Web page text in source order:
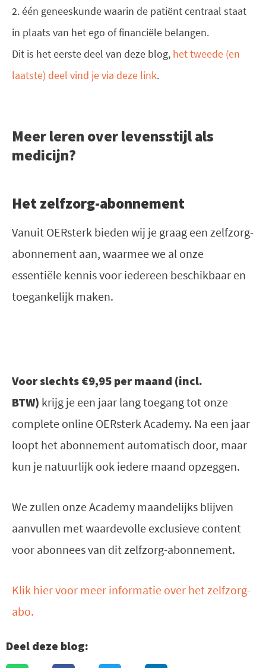
2. één geneeskunde waarin de patiënt centraal staat
in plaats van het ego of financiële belangen.
Dit is het eerste deel van deze blog, het tweede (en
laatste) deel vind je via deze link.
Meer leren over levensstijl als
medicijn?
Het zelfzorg-abonnement
Vanuit OERsterk bieden wij je graag een zelfzorg-
abonnement aan, waarmee we al onze
essentiële kennis voor iedereen beschikbaar en
toegankelijk maken.
Voor slechts €9,95 per maand (incl.
BTW) krijg je een jaar lang toegang tot onze
complete online OERsterk Academy. Na een jaar
loopt het abonnement automatisch door, maar
kun je natuurlijk ook iedere maand opzeggen.
We zullen onze Academy maandelijks blijven
aanvullen met waardevolle exclusieve content
voor abonnees van dit zelfzorg-abonnement.
Klik hier voor meer informatie over het zelfzorg-
abo.
Deel deze blog: